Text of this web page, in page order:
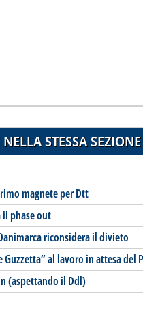
STESSA SEZIONE
magnete per Dtt
il phase out
riconsidera il divieto
Guzzetta” al lavoro in attesa del
(aspettando il Ddl)